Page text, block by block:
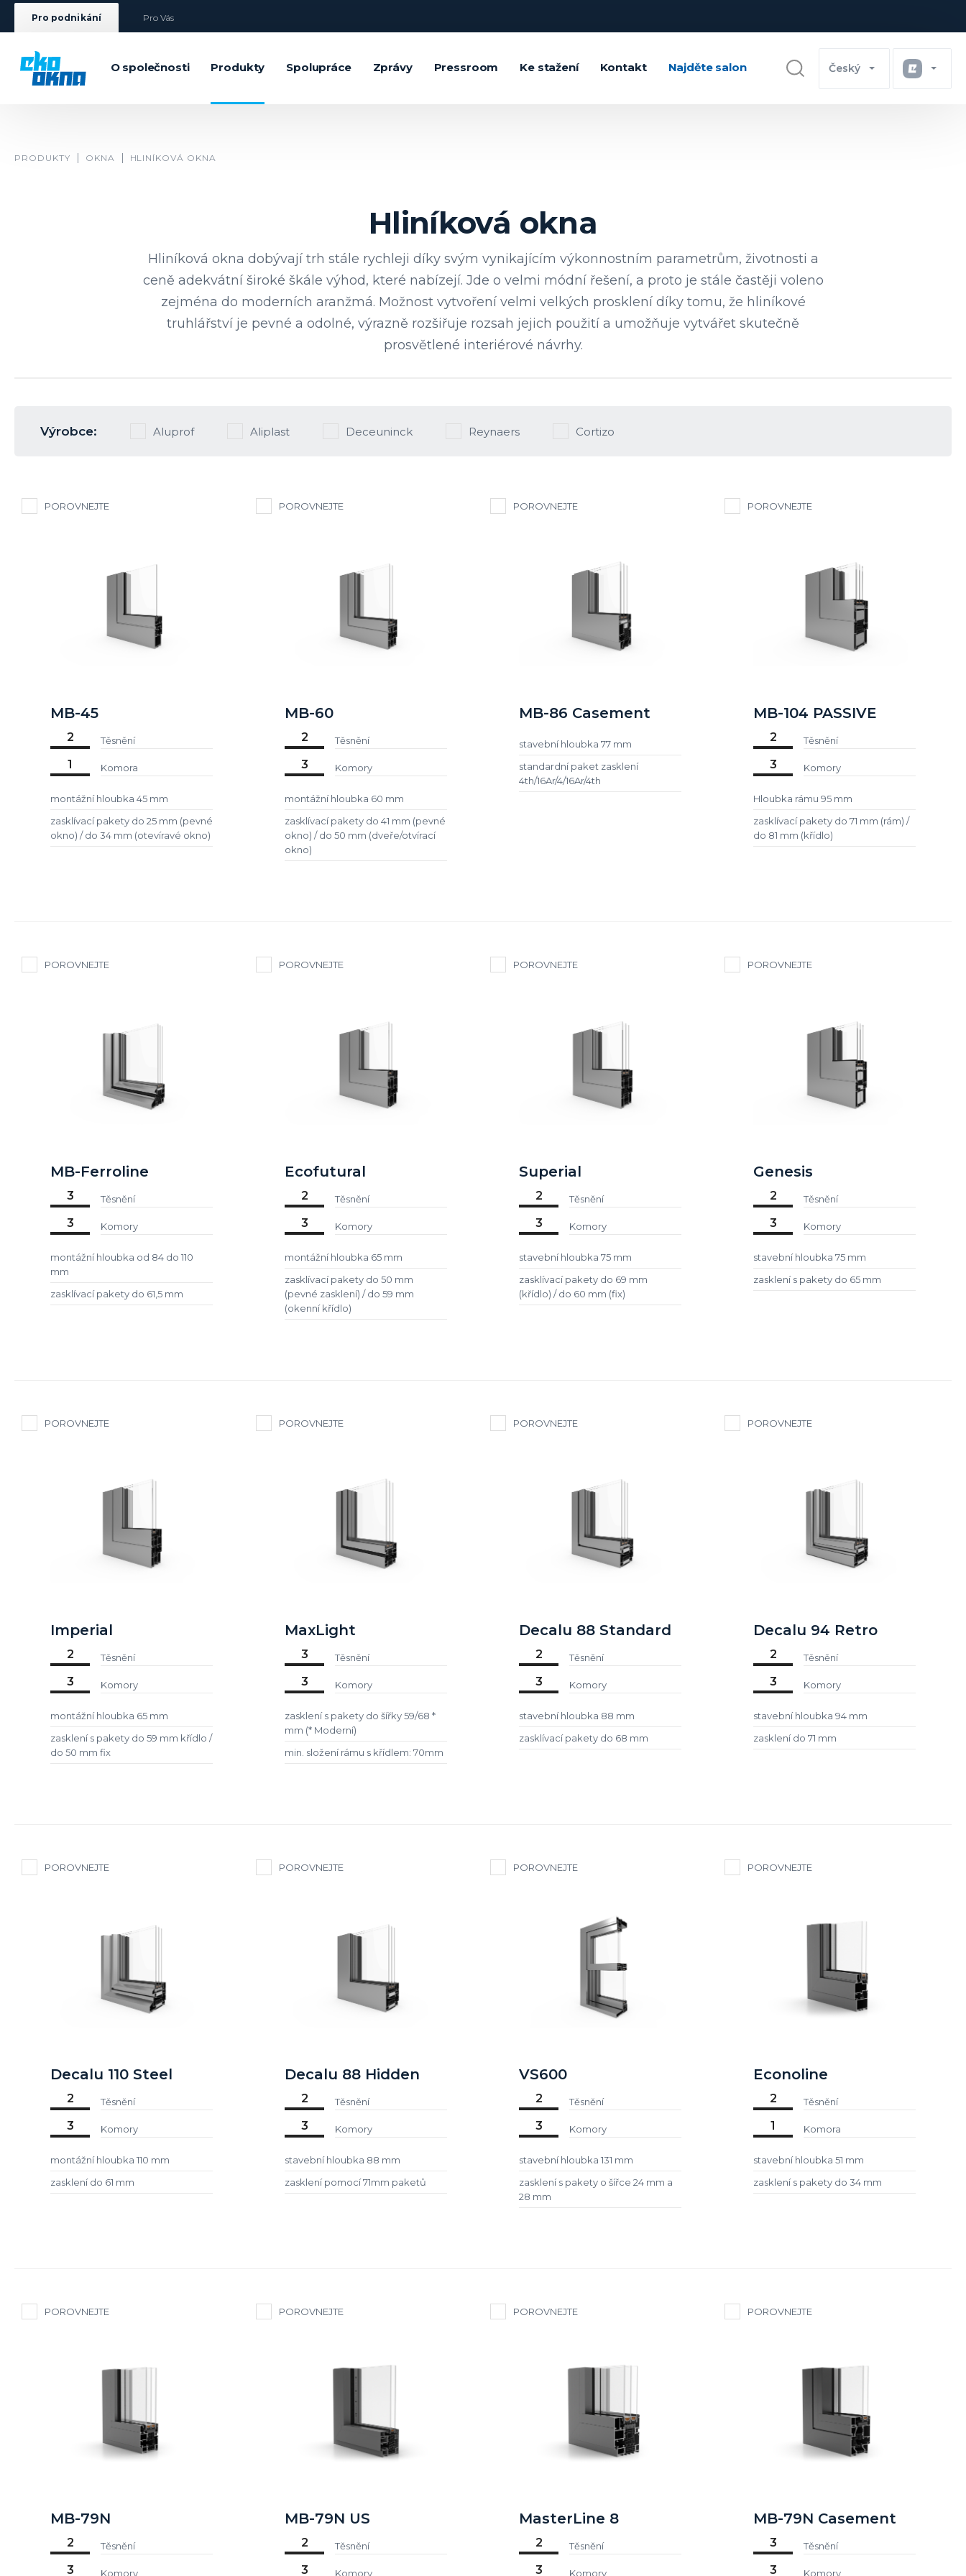
Pro podnikání Pro Vás
O společnosti Produkty Spolupráce Zprávy Pressroom Ke stažení Kontakt Najděte salon Český
PRODUKTY OKNA HLINÍKOVÁ OKNA
Hliníková okna
Hliníková okna dobývají trh stále rychleji díky svým vynikajícím výkonnostním parametrům, životnosti a
ceně adekvátní široké škále výhod, které nabízejí. Jde o velmi módní řešení, a proto je stále častěji voleno
zejména do moderních aranžmá. Možnost vytvoření velmi velkých prosklení díky tomu, že hliníkové
truhlářství je pevné a odolné, výrazně rozšiřuje rozsah jejich použití a umožňuje vytvářet skutečně
prosvětlené interiérové ​​návrhy.
Výrobce: Aluprof Aliplast Deceuninck Reynaers Cortizo
POROVNEJTE
MB-45
2 Těsnění
1 Komora
montážní hloubka 45 mm
zasklívací pakety do 25 mm (pevné
okno) / do 34 mm (otevíravé okno)
POROVNEJTE
MB-60
2 Těsnění
3 Komory
montážní hloubka 60 mm
zasklívací pakety do 41 mm (pevné
okno) / do 50 mm (dveře/otvírací
okno)
POROVNEJTE
MB-86 Casement
stavební hloubka 77 mm
standardní paket zasklení
4th/16Ar/4/16Ar/4th
POROVNEJTE
MB-104 PASSIVE
2 Těsnění
3 Komory
Hloubka rámu 95 mm
zasklívací pakety do 71 mm (rám) /
do 81 mm (křídlo)
POROVNEJTE
MB-Ferroline
3 Těsnění
3 Komory
montážní hloubka od 84 do 110
mm
zasklívací pakety do 61,5 mm
POROVNEJTE
Ecofutural
2 Těsnění
3 Komory
montážní hloubka 65 mm
zasklívací pakety do 50 mm
(pevné zasklení) / do 59 mm
(okenní křídlo)
POROVNEJTE
Superial
2 Těsnění
3 Komory
stavební hloubka 75 mm
zasklívací pakety do 69 mm
(křídlo) / do 60 mm (fix)
POROVNEJTE
Genesis
2 Těsnění
3 Komory
stavební hloubka 75 mm
zasklení s pakety do 65 mm
POROVNEJTE
Imperial
2 Těsnění
3 Komory
montážní hloubka 65 mm
zasklení s pakety do 59 mm křídlo /
do 50 mm fix
POROVNEJTE
MaxLight
3 Těsnění
3 Komory
zasklení s pakety do šířky 59/68 *
mm (* Moderní)
min. složení rámu s křídlem: 70mm
POROVNEJTE
Decalu 88 Standard
2 Těsnění
3 Komory
stavební hloubka 88 mm
zasklívací pakety do 68 mm
POROVNEJTE
Decalu 94 Retro
2 Těsnění
3 Komory
stavební hloubka 94 mm
zasklení do 71 mm
POROVNEJTE
Decalu 110 Steel
2 Těsnění
3 Komory
montážní hloubka 110 mm
zasklení do 61 mm
POROVNEJTE
Decalu 88 Hidden
2 Těsnění
3 Komory
stavební hloubka 88 mm
zasklení pomocí 71mm paketů
POROVNEJTE
VS600
2 Těsnění
3 Komory
stavební hloubka 131 mm
zasklení s pakety o šířce 24 mm a
28 mm
POROVNEJTE
Econoline
2 Těsnění
1 Komora
stavební hloubka 51 mm
zasklení s pakety do 34 mm
POROVNEJTE
MB-79N
2 Těsnění
3 Komory
POROVNEJTE
MB-79N US
2 Těsnění
3 Komory
POROVNEJTE
MasterLine 8
2 Těsnění
3 Komory
POROVNEJTE
MB-79N Casement
3 Těsnění
3 Komory